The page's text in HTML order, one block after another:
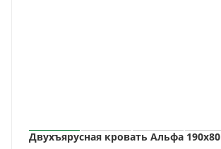
Двухъярусная кровать Альфа 190х80